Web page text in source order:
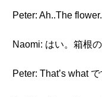
Peter: Ah..The flower.
Naomi: はい。箱根
Peter: That’s what で